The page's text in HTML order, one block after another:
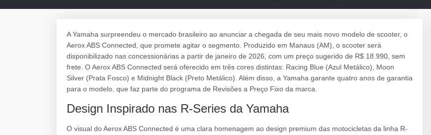
A Yamaha surpreendeu o mercado brasileiro ao anunciar a chegada de seu mais novo modelo de scooter, o
Aerox ABS Connected, que promete agitar o segmento. Produzido em Manaus (AM), o scooter será
disponibilizado nas concessionárias a partir de janeiro de 2026, com um preço sugerido de R$ 18.990, sem
frete. O Aerox ABS Connected será oferecido em três cores distintas: Racing Blue (Azul Metálico), Moon
Silver (Prata Fosco) e Midnight Black (Preto Metálico). Além disso, a Yamaha garante quatro anos de garantia
para o modelo, que faz parte do programa de Revisões a Preço Fixo da marca.
Design Inspirado nas R-Series da Yamaha
O visual do Aerox ABS Connected é uma clara homenagem ao design premium das motocicletas da linha R-